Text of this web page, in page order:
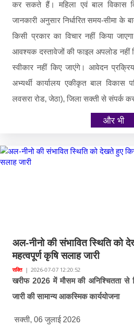
कर सकते हैं। महिला एवं बाल विकास
जानकारी अनुसार निर्धारित समय-सीमा के
किसी प्रकार का विचार नहीं किया
आवश्यक दस्तावेजों की फाइल अपलोड नहीं
स्वीकार नहीं किए जाएंगे। आवेदन
अभ्यर्थी कार्यालय एकीकृत बाल विकास
लवसरा रोड, जेठा), जिला सक्ती से संपर्क
और भी
अल-नीनो की संभावित स्थिति को
महत्वपूर्ण कृषि सलाह जारी
सक्ति| 2026-07-07 12:20:52
खरीफ 2026 में मौसम की अनिश्चितता से
जारी की सामान्य आकस्मिक कार्ययोजना
सक्ती, 06 जुलाई 2026